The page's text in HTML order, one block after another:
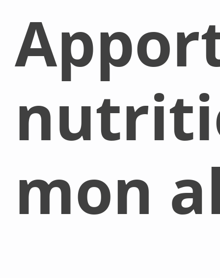
mon